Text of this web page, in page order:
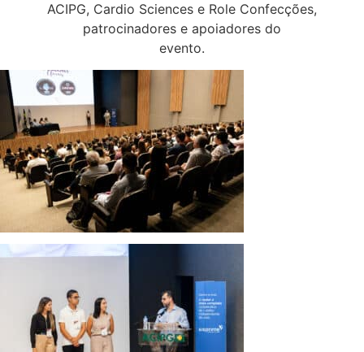
ACIPG, Cardio Sciences e Role Confecções,
patrocinadores e apoiadores do
evento.